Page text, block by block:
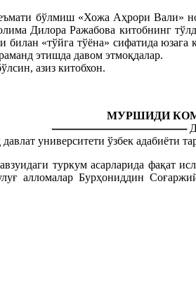
бўлмиш «Хожа Аҳрори Вали»
Дилора Ражабова китобнинг
билан «тўйга тўёна» сифатида
этишда давом этмоқдалар.
азиз китобхон.
МУРШИДИ
университети ўзбек адабиёти
туркум асарларида фақат
алломалар Бурҳониддин